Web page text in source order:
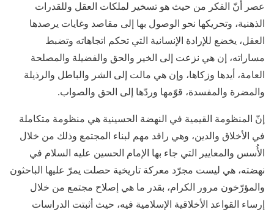
عصر أنّ الفكر من حيث هو تسخير لملكات العقل وللقدرات
الذهنية، وتحريكها نحو الوصول بها إلى مقاصد وغايات يرصدها
العقل، يخضع للإرادة الإنسانية التي تحكم اتجاهاته وتضبط
مساراته، إن هي نزعت إلى الخير والحق والفضيلة والمصلحة
العامة، أيدها وزكاها، وإن هي مالت إلى الشر والباطل والرذيلة
والمضرة والمفسدة، قوّمها وردّها إلى الحق والصواب.
إنّ المنظومة القيمية في النهضة الحسينية هي منظومة متكاملة
في الأخلاق والدين، وهي رافد مهم لبناء المجتمع وذلك من خلال
الأُسس والمعايير التي جاء بها الإمام الحسين عليه السلام في
نهضته، هي ليست مجرّد معركة تاريخية حصلت يمرّ عليها الباحثون
والمؤرّخون مرور الكرام، بقدر ما هي إصلاح مجتمع من خلال
إرساء القواعد الأخلاقية الإسلامية فيه، حيث أثبتت الدراسات